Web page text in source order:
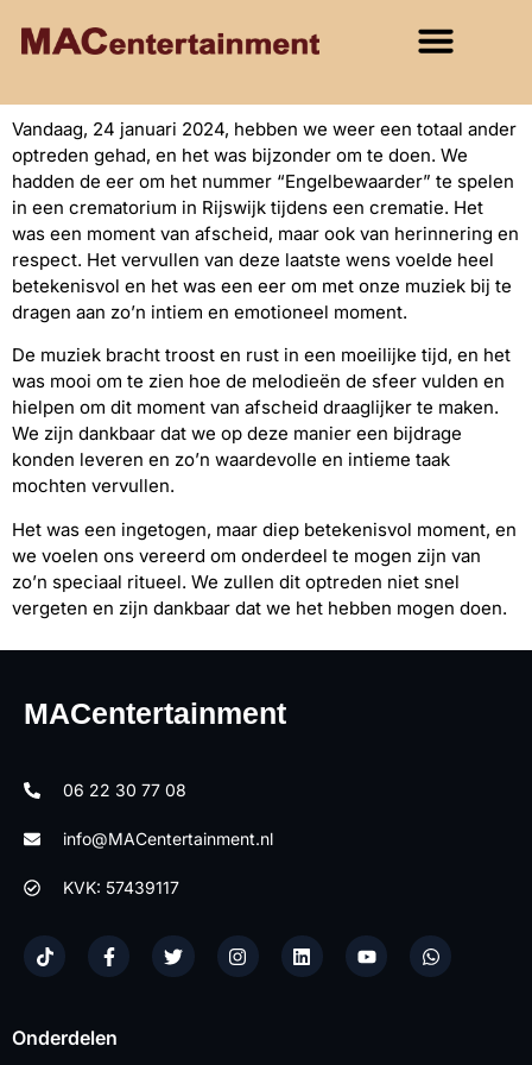
Vandaag, 24 januari 2024, hebben we weer een totaal ander
optreden gehad, en het was bijzonder om te doen. We
hadden de eer om het nummer “Engelbewaarder” te spelen
in een crematorium in Rijswijk tijdens een crematie. Het
was een moment van afscheid, maar ook van herinnering en
respect. Het vervullen van deze laatste wens voelde heel
betekenisvol en het was een eer om met onze muziek bij te
dragen aan zo’n intiem en emotioneel moment.
De muziek bracht troost en rust in een moeilijke tijd, en het
was mooi om te zien hoe de melodieën de sfeer vulden en
hielpen om dit moment van afscheid draaglijker te maken.
We zijn dankbaar dat we op deze manier een bijdrage
konden leveren en zo’n waardevolle en intieme taak
mochten vervullen.
Het was een ingetogen, maar diep betekenisvol moment, en
we voelen ons vereerd om onderdeel te mogen zijn van
zo’n speciaal ritueel. We zullen dit optreden niet snel
vergeten en zijn dankbaar dat we het hebben mogen doen.
MACentertainment
06 22 30 77 08
info@MACentertainment.nl
KVK: 57439117
Onderdelen